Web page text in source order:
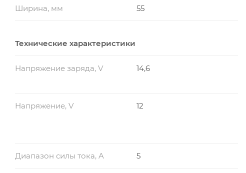
Ширина, мм 55
Технические характеристики
Напряжение заряда, V 14,6
Напряжение, V 12
Диапазон силы тока, A 5